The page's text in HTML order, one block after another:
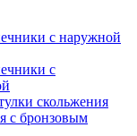
с наружной
с
скольжения
с бронзовым